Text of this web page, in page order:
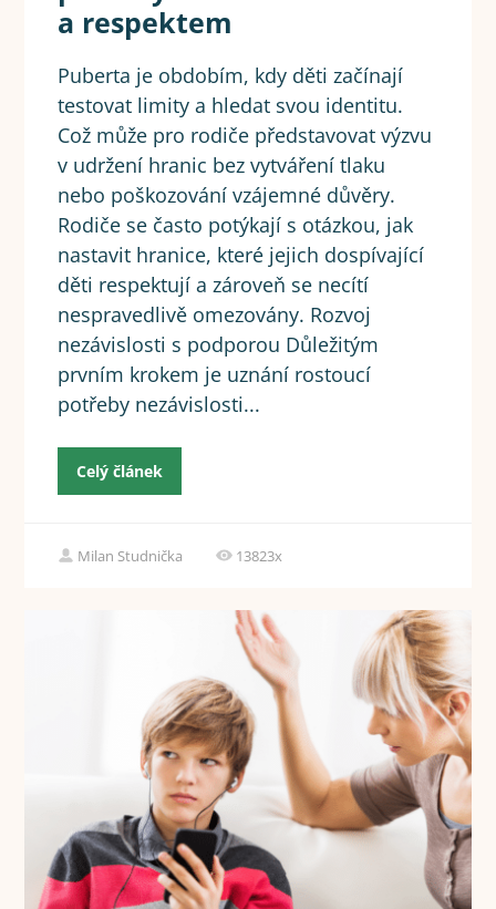
a respektem
Puberta je obdobím, kdy děti začínají
testovat limity a hledat svou identitu.
Což může pro rodiče představovat výzvu
v udržení hranic bez vytváření tlaku
nebo poškozování vzájemné důvěry.
Rodiče se často potýkají s otázkou, jak
nastavit hranice, které jejich dospívající
děti respektují a zároveň se necítí
nespravedlivě omezovány. Rozvoj
nezávislosti s podporou Důležitým
prvním krokem je uznání rostoucí
potřeby nezávislosti...
Celý článek
Milan Studnička 13823x